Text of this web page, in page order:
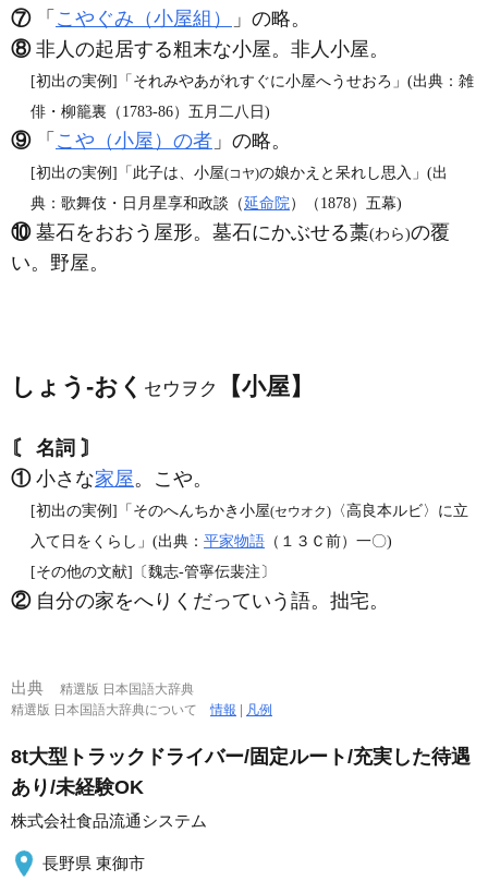
⑦「 こやぐみ（小屋組）
」の略。
⑧非人の起居する粗末な小屋。非人小屋。
[初出の実例]「それみやあがれすぐに小屋へうせおろ」(出典：雑
俳・柳籠裏（1783‐86）五月二八日)
⑨「 こや（小屋）の者 」の略。
[初出の実例]「此子は、小屋(コヤ)の娘かえと呆れし思入」(出
典：歌舞伎・日月星享和政談（延命院）（1878）五幕)
⑩墓石をおおう屋形。墓石にかぶせる藁(わら)の覆
い。野屋。
しょう‐おく セウヲク 【小屋】
〘 名詞 〙
①小さな家屋。こや。
[初出の実例]「そのへんちかき小屋(セウオク)
〈高良本ルビ〉に立
入て日をくらし」(出典： 平家物語 （１３Ｃ前）一〇)
[その他の文献]〔魏志‐管寧伝裴注〕
②自分の家をへりくだっていう語。拙宅。
出典
精選版 日本国語大辞典
精選版 日本国語大辞典について情報 凡例
8t大型トラックドライバー/固定ルート/充実した待遇
あり/未経験OK
株式会社食品流通システム
長野県 東御市